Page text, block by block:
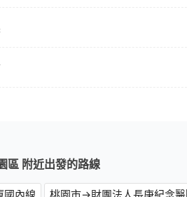
區 附近出發的路線
內線 桃園市→財團法人長庚紀念